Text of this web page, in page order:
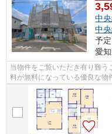
中
中
予
愛
当物件をご覧いただき有り難
料が無料になっている優良な物
せて頂きますのでお気軽にお問